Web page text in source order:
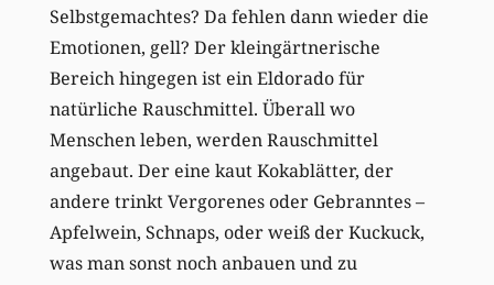
Selbstgemachtes? Da fehlen dann wieder die
Emotionen, gell? Der kleingärtnerische
Bereich hingegen ist ein Eldorado für
natürliche Rauschmittel. Überall wo
Menschen leben, werden Rauschmittel
angebaut. Der eine kaut Kokablätter, der
andere trinkt Vergorenes oder Gebranntes –
Apfelwein, Schnaps, oder weiß der Kuckuck,
was man sonst noch anbauen und zu